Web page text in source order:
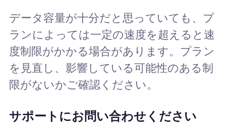
データ容量が十分だと思っていても、プ
ランによっては一定の速度を超えると速
度制限がかかる場合があります。プラン
を見直し、影響している可能性のある制
限がないかご確認ください。
サポートにお問い合わせください